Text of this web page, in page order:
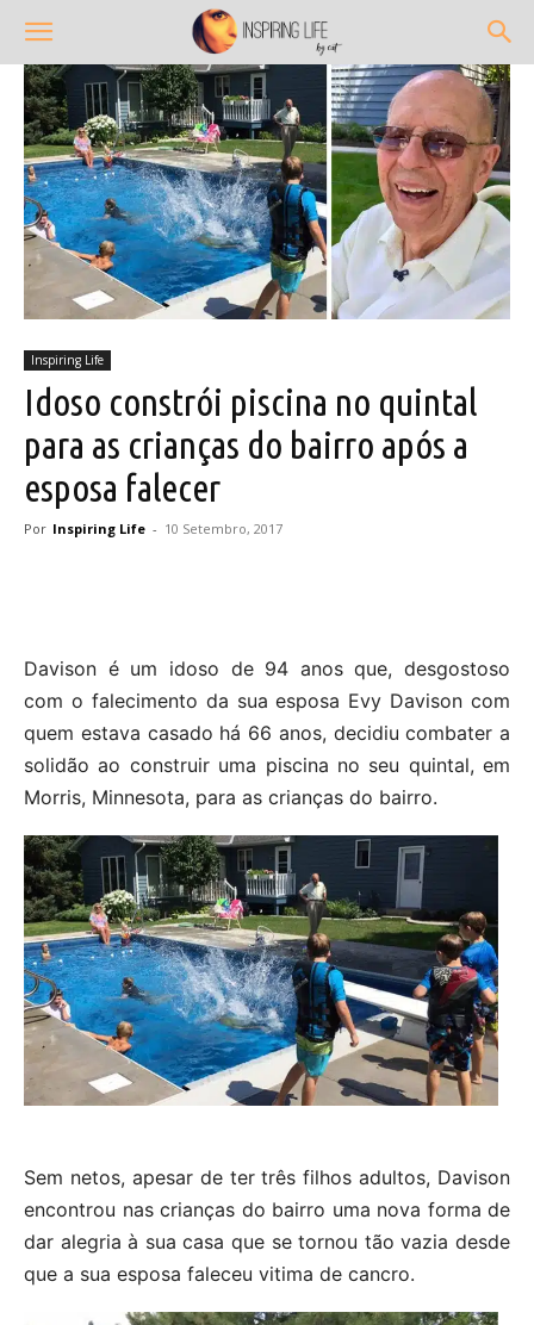
Inspiring Life
Idoso constrói piscina no quintal
para as crianças do bairro após a
esposa falecer
Por Inspiring Life - 10 Setembro, 2017
Davison é um idoso de 94 anos que, desgostoso
com o falecimento da sua esposa Evy Davison com
quem estava casado há 66 anos, decidiu combater a
solidão ao construir uma piscina no seu quintal, em
Morris, Minnesota, para as crianças do bairro.
Sem netos, apesar de ter três filhos adultos, Davison
encontrou nas crianças do bairro uma nova forma de
dar alegria à sua casa que se tornou tão vazia desde
que a sua esposa faleceu vitima de cancro.